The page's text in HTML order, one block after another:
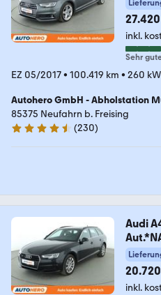
inkl.
Sehr
EZ 05/2017• 100.419 km • 260
Autohero GmbH - Abholstation
85375 Neufahrn b. Freising
4.4 Sterne
(230)
Audi
inkl.